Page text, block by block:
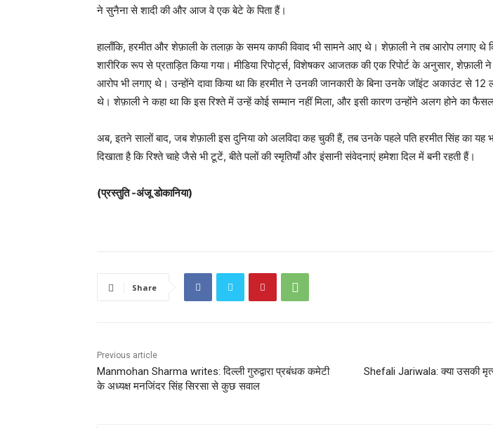
ने सुनैना से शादी की और आज वे एक बेटे के पिता हैं।
हालाँकि, हरमीत और शेफ़ाली के तलाक़ के समय काफी विवाद भी सामने आए थे। शेफ़ाली ने तब आरोप लगाए थे
शारीरिक रूप से प्रताड़ित किया गया। मीडिया रिपोर्ट्स, विशेषकर आजतक की एक रिपोर्ट के अनुसार, शेफ़ाली
आरोप भी लगाए थे। उन्होंने दावा किया था कि हरमीत ने उनकी जानकारी के बिना उनके जॉइंट अकाउंट से 12
थे। शेफ़ाली ने कहा था कि इस रिश्ते में उन्हें कोई सम्मान नहीं मिला, और इसी कारण उन्होंने अलग होने का
अब, इतने सालों बाद, जब शेफ़ाली इस दुनिया को अलविदा कह चुकी हैं, तब उनके पहले पति हरमीत सिंह का
दिखाता है कि रिश्ते चाहे जैसे भी टूटें, बीते पलों की स्मृतियाँ और इंसानी संवेदनाएं हमेशा दिल में बनी रहती हैं।
(प्रस्तुति -अंजू डोकानिया)
Share
Previous article
Manmohan Sharma writes: दिल्ली गुरुद्वारा प्रबंधक कमेटी
के अध्यक्ष मनजिंदर सिंह सिरसा से कुछ सवाल
Shefali Jariwala: क्या उसकी